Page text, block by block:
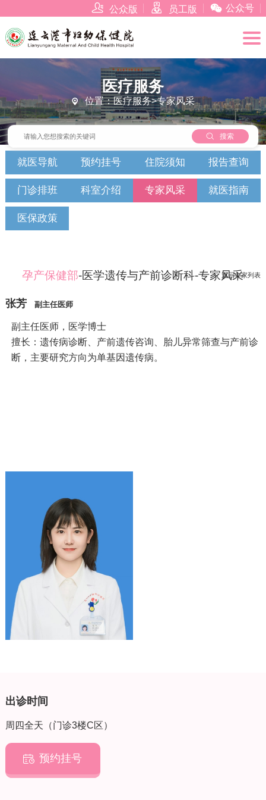
 公众版  员工版  公众号
 搜索
医疗服务
 位置：医疗服务>专家风采
就医导航 预约挂号 住院须知 报告查询
门诊排班 科室介绍 专家风采 就医指南
医保政策
孕产保健部-医学遗传与产前诊断科-专家风采
返回专家列表
张芳 副主任医师
副主任医师，医学博士
擅长：遗传病诊断、产前遗传咨询、胎儿异常筛查与产前诊
断，主要研究方向为单基因遗传病。
出诊时间
周四全天（门诊3楼C区）
 预约挂号